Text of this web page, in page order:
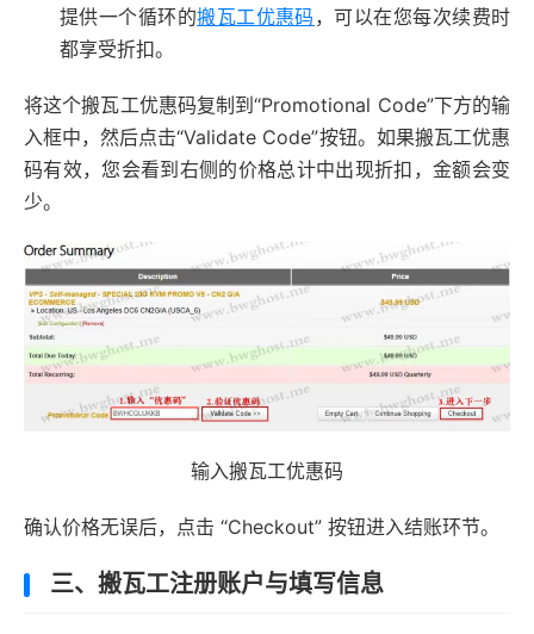
提供一个循环的搬瓦工优惠码 ，可以在您每次续费时
都享受折扣。
将这个搬瓦工优惠码复制到“Promotional Code”下方的输
入框中，然后点击“Validate Code”按钮。如果搬瓦工优惠
码有效，您会看到右侧的价格总计中出现折扣，金额会变
少。
输入搬瓦工优惠码
确认价格无误后，点击 “Checkout” 按钮进入结账环节。
三、搬瓦工注册账户与填写信息